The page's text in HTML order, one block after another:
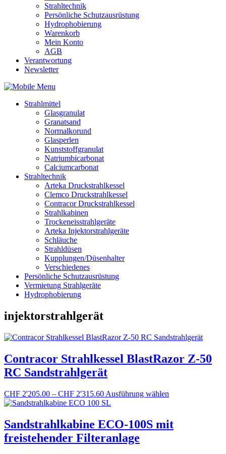
Strahltechnik
Persönliche Schutzausrüstung
Hydrophobierung
Warenkorb
Mein Konto
AGB
Verantwortung
Newsletter
Strahlmittel
Glasgranulat
Granatsand
Normalkorund
Glasperlen
Kunststoffgranulat
Natriumbicarbonat
Calciumcarbonat
Strahltechnik
Arteka Druckstrahlkessel
Clemco Druckstrahlkessel
Contracor Druckstrahlkessel
Strahlkabinen
Trockeneisstrahlgeräte
Arteka Injektorstrahlgeräte
Schläuche
Strahldüsen
Kupplungen/Düsenhalter
Verschiedenes
Persönliche Schutzausrüstung
Vermietung Strahlgeräte
Hydrophobierung
injektorstrahlgerät
Contracor Strahlkessel BlastRazor Z-50
RC Sandstrahlgerät
CHF 2'205.00 – CHF 2'315.60Preisspanne:
CHF 2'205.00
CHF 2'315.60
Ausführung wählen
mehrere
Varianten
Sandstrahlkabine ECO-100S mit
freistehender Filteranlage